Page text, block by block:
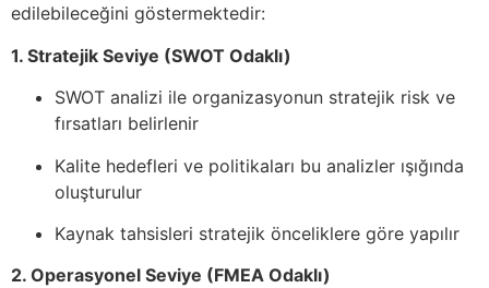
edilebileceğini göstermektedir:
1. Stratejik Seviye (SWOT Odaklı)
SWOT analizi ile organizasyonun stratejik risk ve
fırsatları belirlenir
Kalite hedefleri ve politikaları bu analizler ışığında
oluşturulur
Kaynak tahsisleri stratejik önceliklere göre yapılır
2. Operasyonel Seviye (FMEA Odaklı)